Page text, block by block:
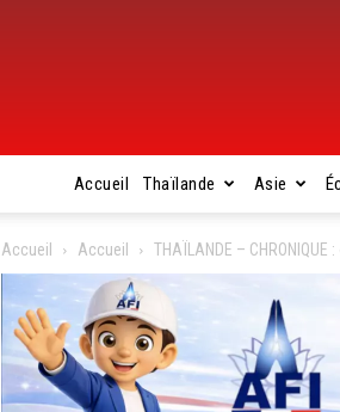
Accueil Thaïlande Asie
Accueil Accueil THAÏLANDE –